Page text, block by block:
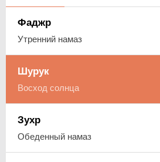
Фаджр
Утренний намаз
Шурук
Восход солнца
Зухр
Обеденный намаз